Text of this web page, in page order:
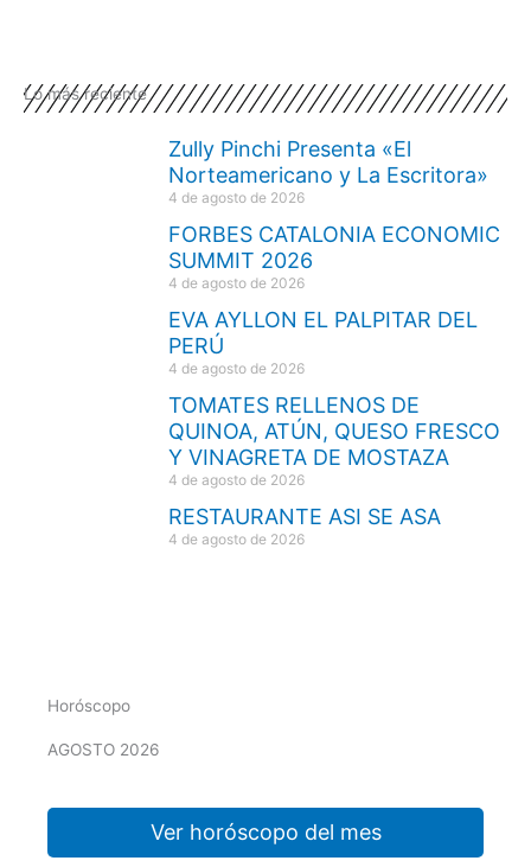
Lo más reciente
Zully Pinchi Presenta «El
Norteamericano y La Escritora»
4 de agosto de 2026
FORBES CATALONIA ECONOMIC
SUMMIT 2026
4 de agosto de 2026
EVA AYLLON EL PALPITAR DEL
PERÚ
4 de agosto de 2026
TOMATES RELLENOS DE
QUINOA, ATÚN, QUESO FRESCO
Y VINAGRETA DE MOSTAZA
4 de agosto de 2026
RESTAURANTE ASI SE ASA
4 de agosto de 2026
Horóscopo
AGOSTO 2026
Ver horóscopo del mes